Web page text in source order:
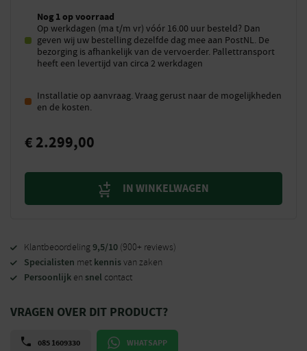
Nog 1 op voorraad
Op werkdagen (ma t/m vr) vóór 16.00 uur besteld? Dan
geven wij uw bestelling dezelfde dag mee aan PostNL. De
bezorging is afhankelijk van de vervoerder. Pallettransport
heeft een levertijd van circa 2 werkdagen
Installatie op aanvraag. Vraag gerust naar de mogelijkheden
en de kosten.
€ 2.299,00
IN WINKELWAGEN
Klantbeoordeling9,5/10 (900+ reviews)
Specialisten met kennisvan zaken
Persoonlijk en snel contact
VRAGEN OVER DIT PRODUCT?
085 1609330 WHATSAPP